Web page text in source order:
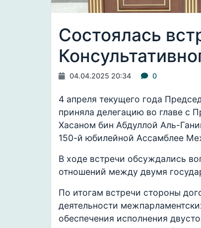
Состоялась
04.04.2025 20:34 0
4 апреля текущего года
приняла делегацию во главе с
Хасаном бин Абдуллой Аль-
150-й юбилейной Ассамблее
В ходе встречи обсуждались
отношений между двумя
По итогам встречи стороны
деятельности
обеспечения исполнения